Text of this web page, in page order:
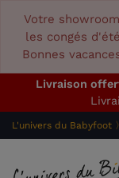
Votre
les congés
Bonnes
Livraison
L'univers du Babyfoot 〉